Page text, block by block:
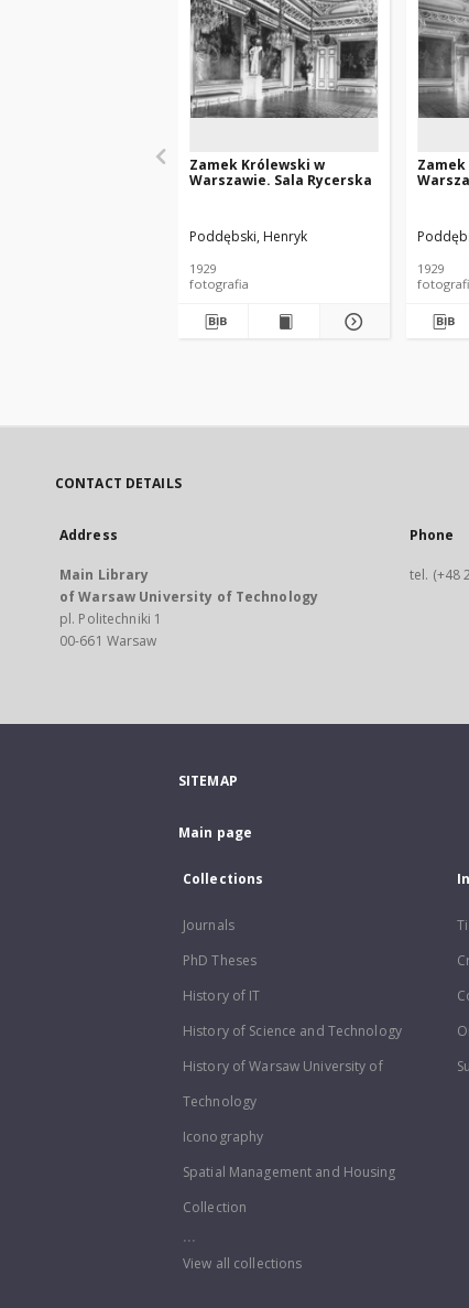
Zamek Królewski w
Warszawie. Sala Rycerska
Poddębski, Henryk
1929
fotografia
1929
CONTACT DETAILS
Address
Main Library
of Warsaw University of Technology
pl. Politechniki 1
00-661 Warsaw
Phone
tel. (+48
SITEMAP
Main page
Collections
Journals
PhD Theses
History of IT
History of Science and Technology
History of Warsaw University of
Technology
Iconography
Spatial Management and Housing
Collection
...
View all collections